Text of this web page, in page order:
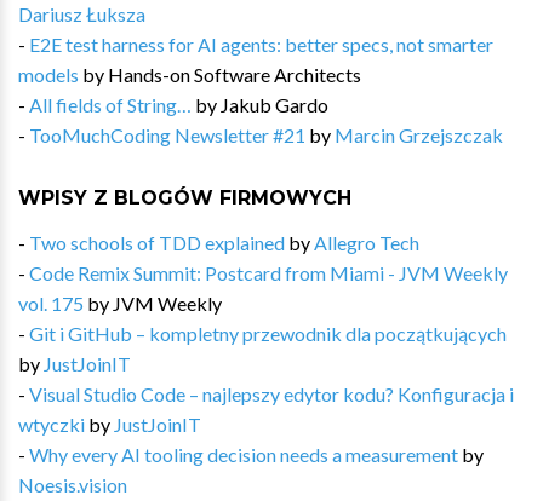
Dariusz Łuksza
- E2E test harness for AI agents: better specs, not smarter
models by Hands-on Software Architects
- All fields of String… by Jakub Gardo
- TooMuchCoding Newsletter #21 by Marcin Grzejszczak
WPISY Z BLOGÓW FIRMOWYCH
- Two schools of TDD explained by Allegro Tech
- Code Remix Summit: Postcard from Miami - JVM Weekly
vol. 175 by JVM Weekly
- Git i GitHub – kompletny przewodnik dla początkujących
by JustJoinIT
- Visual Studio Code – najlepszy edytor kodu? Konfiguracja i
wtyczki by JustJoinIT
- Why every AI tooling decision needs a measurement by
Noesis.vision